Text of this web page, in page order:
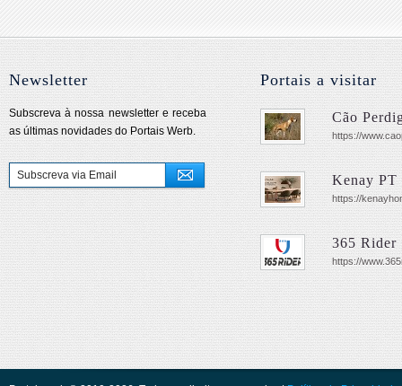
Newsletter
Subscreva à nossa newsletter e receba
as últimas novidades do Portais Werb.
Portais a visitar
Cão
https://
Kenay PT
https://
365 Rider
https://